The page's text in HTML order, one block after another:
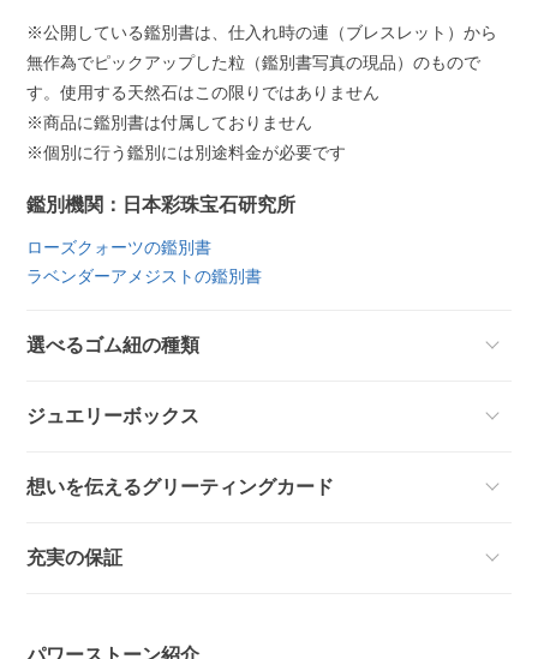
※公開している鑑別書は、仕入れ時の連（ブレスレット）から
無作為でピックアップした粒（鑑別書写真の現品）のもので
す。使用する天然石はこの限りではありません
※商品に鑑別書は付属しておりません
※個別に行う鑑別には別途料金が必要です
鑑別機関：日本彩珠宝石研究所
ローズクォーツの鑑別書
ラベンダーアメジストの鑑別書
選べるゴム紐の種類
ジュエリーボックス
想いを伝えるグリーティングカード
充実の保証
パワーストーン紹介